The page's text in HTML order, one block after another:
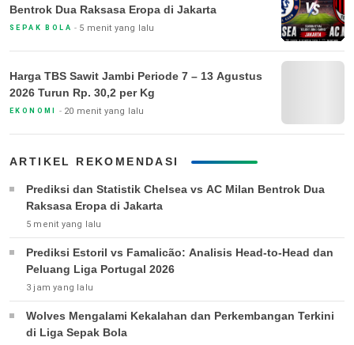
Bentrok Dua Raksasa Eropa di Jakarta
SEPAK BOLA 5 menit yang lalu
Harga TBS Sawit Jambi Periode 7 – 13 Agustus
2026 Turun Rp. 30,2 per Kg
EKONOMI 20 menit yang lalu
ARTIKEL REKOMENDASI
Prediksi dan Statistik Chelsea vs AC Milan Bentrok Dua
Raksasa Eropa di Jakarta
5 menit yang lalu
Prediksi Estoril vs Famalicão: Analisis Head-to-Head dan
Peluang Liga Portugal 2026
3 jam yang lalu
Wolves Mengalami Kekalahan dan Perkembangan Terkini
di Liga Sepak Bola